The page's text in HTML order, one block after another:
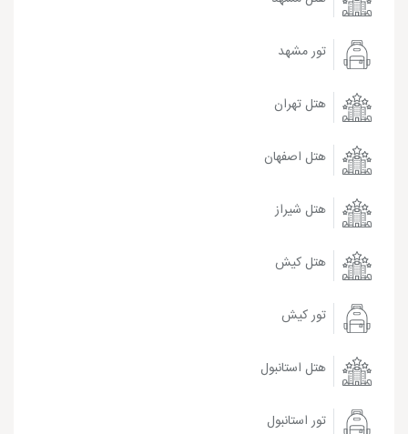
تور مشهد
هتل تهران
هتل اصفهان
هتل شیراز
هتل کیش
تور کیش
هتل استانبول
تور استانبول